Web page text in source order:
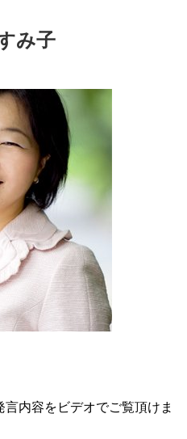
み子
内容をビデオでご覧頂けま